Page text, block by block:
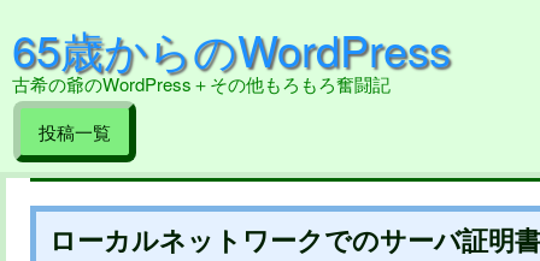
65歳からのWordPress
古希の爺のWordPress＋その他もろもろ奮闘記
投稿一覧
ローカルネットワークでのサーバ証明